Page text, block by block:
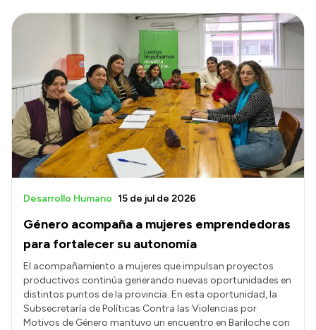
Género acompaña a mujeres emprendedoras
para fortalecer su autonomía
Desarrollo Humano 15 de jul de 2026
El acompañamiento a mujeres que impulsan proyectos
productivos continúa generando nuevas oportunidades en
distintos puntos de la provincia. En esta oportunidad, la
Subsecretaría de Políticas Contra las Violencias por
Motivos de Género mantuvo un encuentro en Bariloche con